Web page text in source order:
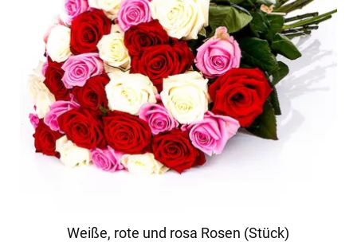
Weiße, rote und rosa Rosen (Stück)